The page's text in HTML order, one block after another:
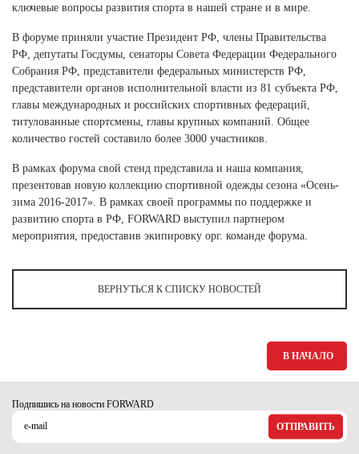
Томская область (1)
Тульская область (1)
Тюменская область (3)
Хакасия (1)
Ханты-Мансийский автономный округ (3)
Челябинская область (2)
Ярославская область (1)
ключевые вопросы развития спорта в нашей стране и в мире.
В форуме приняли участие Президент РФ, члены Правительства
РФ, депутаты Госдумы, сенаторы Совета Федерации Федерального
Собрания РФ, представители федеральных министерств РФ,
представители органов исполнительной власти из 81 субъекта РФ,
главы международных и российских спортивных федераций,
титулованные спортсмены, главы крупных компаний. Общее
количество гостей составило более 3000 участников.
В рамках форума свой стенд представила и наша компания,
презентовав новую коллекцию спортивной одежды сезона «Осень-
зима 2016-2017». В рамках своей программы по поддержке и
развитию спорта в РФ, FORWARD выступил партнером
мероприятия, предоставив экипировку орг. команде форума.
ВЕРНУТЬСЯ К СПИСКУ НОВОСТЕЙ
В НАЧАЛО
Подпишись на новости FORWARD
ОТПРАВИТЬ